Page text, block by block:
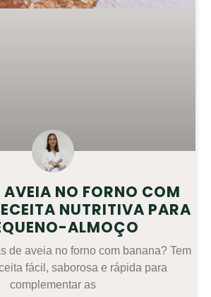
AVEIA NO FORNO COM
NUTRITIVA PARA
ALMOÇO
de aveia no forno com banana? Tem
fácil, saborosa e rápida para
complementar as